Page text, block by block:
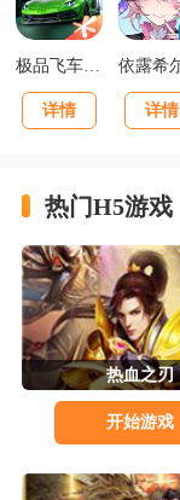
极品飞车集结最新版v1.1.184.1931331
详情 详情
热门H5游戏
热血之刃
开始游戏